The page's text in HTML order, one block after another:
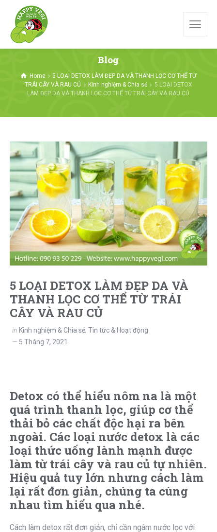
Blog
Home
5 LOẠI DETOX LÀM ĐẸP DA VÀ THANH LỌC CƠ THỂ TỪ
TRÁI CÂY VÀ RAU CỦ
Kinh nghiệm & Chia sẻ
5 LOẠI DETOX
LÀM ĐẸP DA VÀ THANH LỌC CƠ THỂ TỪ TRÁI CÂY VÀ RAU CỦ
5 LOẠI DETOX LÀM ĐẸP DA VÀ
THANH LỌC CƠ THỂ TỪ TRÁI
CÂY VÀ RAU CỦ
in Kinh nghiệm & Chia sẻ, Tin tức & Hoạt động
5 Tháng 7, 2021
Detox có thể hiểu nôm na là một
quá trình thanh lọc, giúp cơ thể
thải bỏ các chất độc hại ra bên
ngoài. Các loại nước detox là các
loại thức uống lành mạnh được
làm từ trái cây và rau củ tự nhiên.
Hiệu quả tuy lớn nhưng cách làm
lại rất đơn giản, chúng ta cùng
nhau tìm hiểu qua nhé.
Cách làm detox rất đơn giản, chỉ cần ngâm nước lọc với